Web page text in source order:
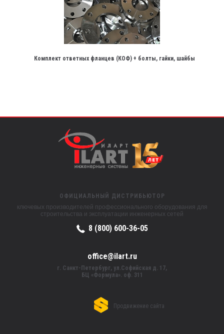
Комплект ответных фланцев (КОФ) + болты, гайки, шайбы
ОФИЦИАЛЬНЫЙ ДИСТРИБЬЮТОР
ключевых производителей профессионального оборудования для
строительства и эксплуатации инженерных сетей
8 (800) 600-36-05
office@ilart.ru
г. Санкт-Петербург, ул.Софийская д. 17,
БЦ «Формула». оф. 311
Продвижение сайта